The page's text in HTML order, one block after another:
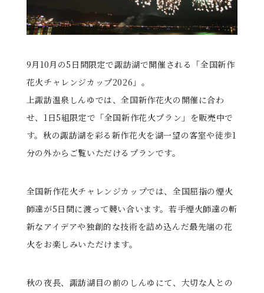
9月10月の5日間限定で諏訪湖で開催される「全国新作
花火チャレンジカップ2026」。
上諏訪温泉しんゆでは、全国新作花火の開催に合わ
せ、1日5組限定で「全国新作花火プラン」を販売中で
す。秋の諏訪湖を彩る新作花火を湖一望の客室や徒歩1
分の外からご覧いただけるプランです。
全国新作花火チャレンジカップでは、全国屈指の煙火
師達が5日間に渡って競い合います。若手煙火師達の斬
新なアイデアや独創的な技術を詰め込んだ最先端の花
火をお楽しみいただけます。
秋の夜長、諏訪湖目の前のしんゆにて、大切な人との